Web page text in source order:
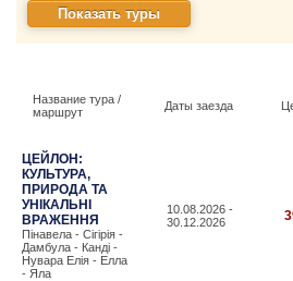
Название тура /
маршрут
Даты заезда
ЦЕЙЛОН:
КУЛЬТУРА,
ПРИРОДА ТА
УНІКАЛЬНІ
ВРАЖЕННЯ
Пінавела - Сігірія -
Дамбула - Канді -
Нувара Елія - Елла
- Яла
10.08.2026 -
30.12.2026